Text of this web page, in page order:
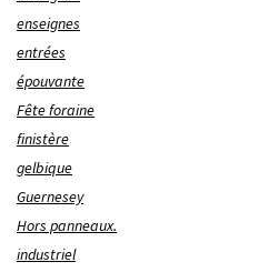
enseignes
entrées
épouvante
Fête foraine
finistère
gelbique
Guernesey
Hors panneaux.
industriel